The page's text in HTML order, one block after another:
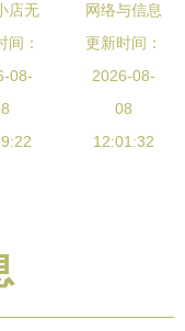
店无
质授
上
与信
软件
间：
08-
网络与信息
安全软件开
发 3款匠心
独运的办公
神器，开发
更新时间：
2026-08-
08
12:01:32